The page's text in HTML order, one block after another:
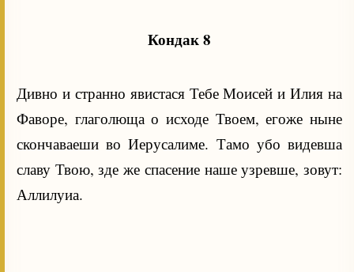
Кондак 8
Дивно и странно явистася Тебе Моисей и Илия на
Фаворе, глаголюща о исходе Твоем, егоже ныне
скончаваеши во Иерусалиме. Тамо убо видевша
славу Твою, зде же спасение наше узревше, зовут:
Аллилуиа.